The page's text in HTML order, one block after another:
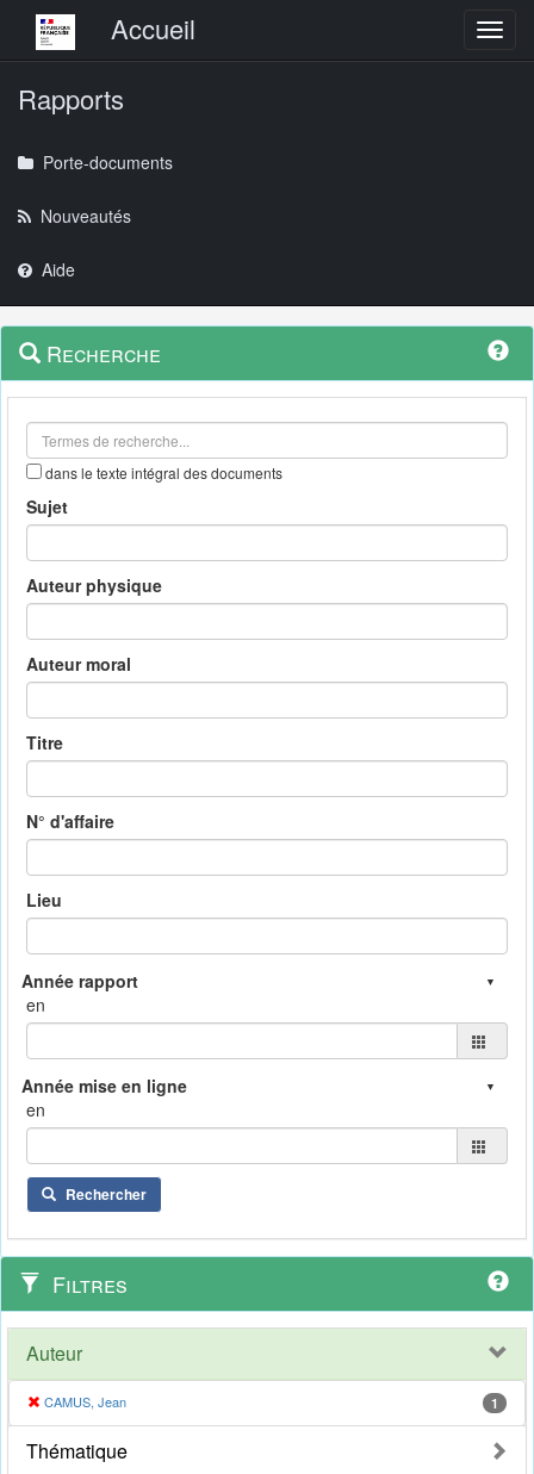
Menu principalAccueil
Rapports
Porte-documents
Nouveautés
Aide
Navigation
outils
Menu
contextuel
Recherche
dans le texte intégral des documents
Sujet
Auteur physique
Auteur moral
Titre
N° d'affaire
Lieu
en
en
Rechercher
Filtres
Auteur
CAMUS, Jean 1
Thématique